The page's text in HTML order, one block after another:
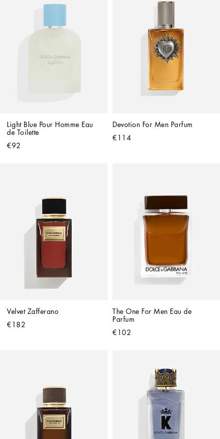
Light Blue Pour Homme Eau
de Toilette
€92
Devotion For Men Parfum
€114
Velvet Zafferano
€182
The One For Men Eau de
Parfum
€102